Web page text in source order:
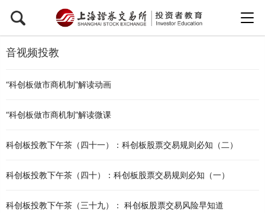
音视频投教
“科创板做市商机制”解读动画
“科创板做市商机制”解读微课
科创板投教下午茶（四十一）：科创板股票交易规则必知（二）
科创板投教下午茶（四十）：科创板股票交易规则必知（一）
科创板投教下午茶（三十九）： 科创板股票交易风险早知道